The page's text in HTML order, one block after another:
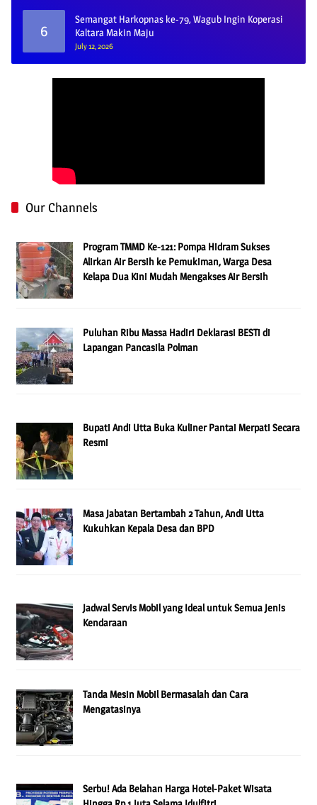
6
Semangat Harkopnas ke-79, Wagub Ingin Koperasi
Kaltara Makin Maju
July 12, 2026
Our Channels
Program TMMD Ke-121: Pompa Hidram Sukses
Alirkan Air Bersih ke Pemukiman, Warga Desa
Kelapa Dua Kini Mudah Mengakses Air Bersih
Puluhan Ribu Massa Hadiri Deklarasi BESTi di
Lapangan Pancasila Polman
Bupati Andi Utta Buka Kuliner Pantai Merpati Secara
Resmi
Masa Jabatan Bertambah 2 Tahun, Andi Utta
Kukuhkan Kepala Desa dan BPD
Jadwal Servis Mobil yang Ideal untuk Semua Jenis
Kendaraan
Tanda Mesin Mobil Bermasalah dan Cara
Mengatasinya
Serbu! Ada Belahan Harga Hotel-Paket Wisata